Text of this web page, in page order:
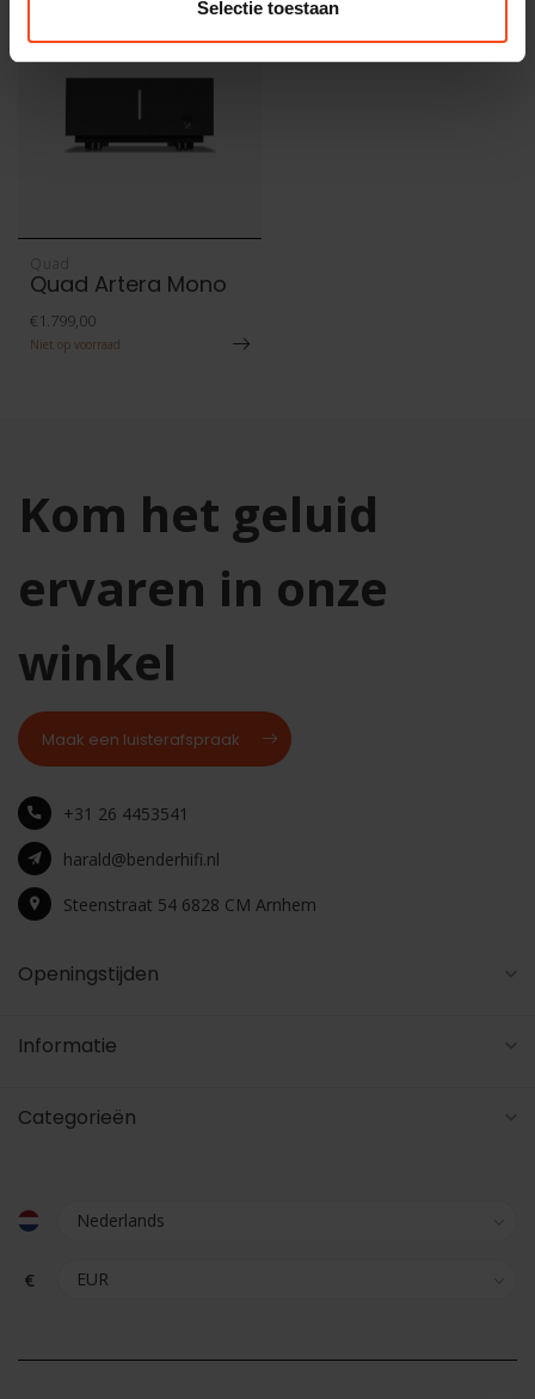
Selectie toestaan
Quad
Quad Artera Mono
€1.799,00
Niet op voorraad
Kom het geluid
ervaren in onze
winkel
Maak een luisterafspraak
+31 26 4453541
harald@benderhifi.nl
Steenstraat 54 6828 CM Arnhem
Openingstijden
Informatie
Categorieën
€